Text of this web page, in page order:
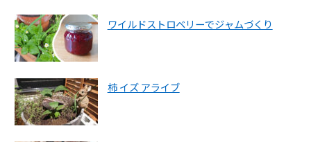
ワイルドストロベリーでジャムづくり
柿 イズ アライブ